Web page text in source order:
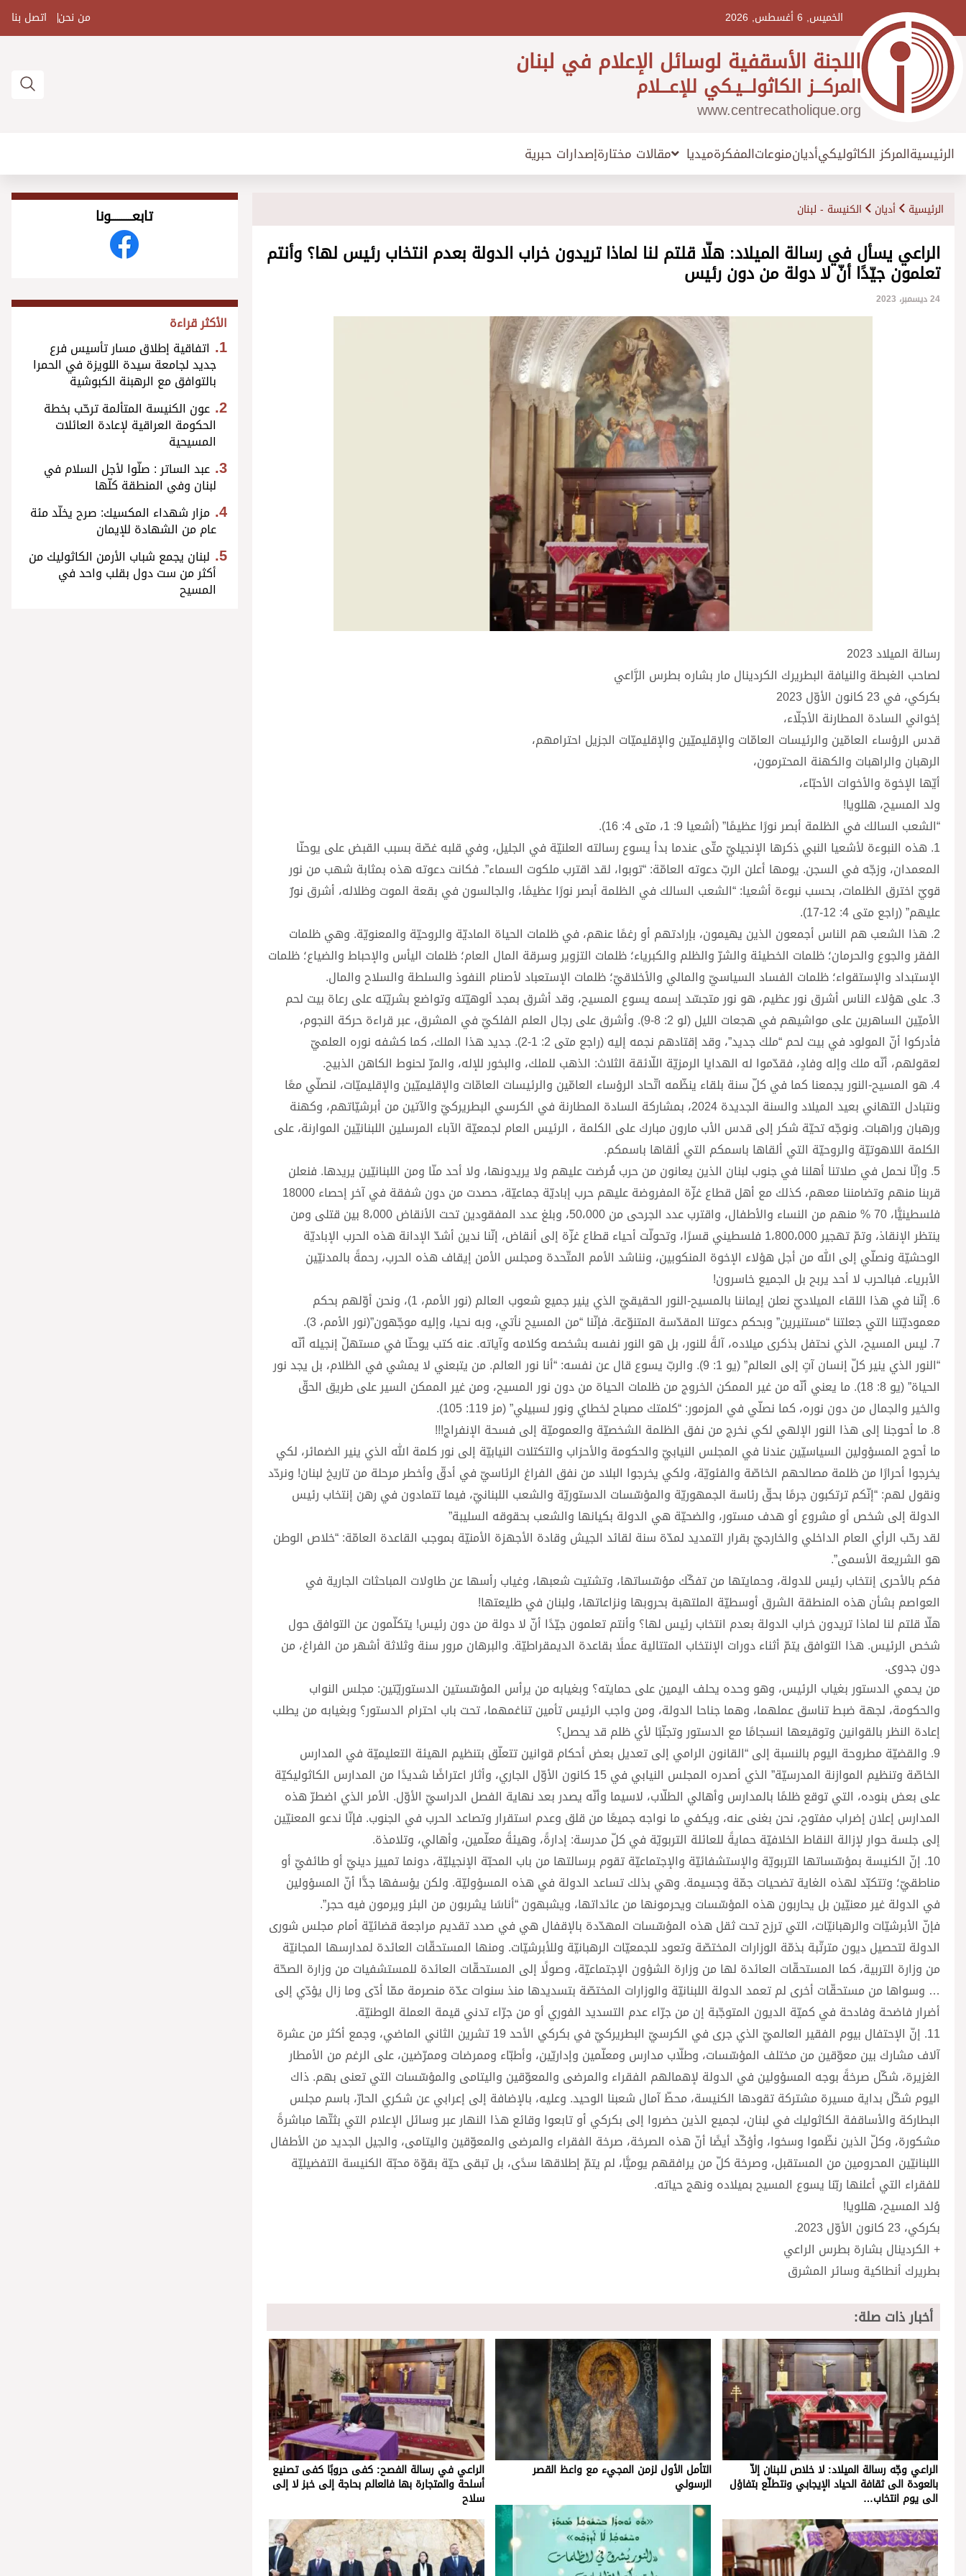
الخميس, 6 أغسطس, 2026 من نحن اتصل بنا
اللجنة الأسقفية لوسائل الإعلام في لبنان
المركـــز الكاثولـــيـكي للإعـــلام
www.centrecatholique.org
الرئيسيةالمركز الكاثوليكيأديانمنوعاتالمفكرةميديا مقالات مختارةإصدارات حبرية
الرئيسية أديان الكنيسة - لبنان
الراعي يسأل في رسالة الميلاد: هلّا قلتم لنا لماذا تريدون خراب الدولة بعدم انتخاب رئيس لها؟ وأنتم
تعلمون جيّدًا أنّ لا دولة من دون رئيس
24 ديسمبر، 2023
رسالة الميلاد 2023
لصاحب الغبطة والنيافة البطريرك الكردينال مار بشاره بطرس الرَّاعي
بكركي، في 23 كانون الأوّل 2023
إخواني السادة المطارنة الأجلّاء،
قدس الرؤساء العامّين والرئيسات العامّات والإقليميّين والإقليميّات الجزيل احترامهم،
الرهبان والراهبات والكهنة المحترمون،
أيّها الإخوة والأخوات الأحبّاء،
ولد المسيح، هللويا!
“الشعب السالك في الظلمة أبصر نورًا عظيمًا” (أشعيا 9: 1، متى 4: 16).
1. هذه النبوءة لأشعيا النبي ذكرها الإنجيليّ متّى عندما بدأ يسوع رسالته العلنيّة في الجليل، وفي قلبه غصّة بسبب القبض على يوحنّا
المعمدان، وزجّه في السجن. يومها أعلن الربّ دعوته العامّة: “توبوا، لقد اقترب ملكوت السماء”. فكانت دعوته هذه بمثابة شهب من نور
قويّ اخترق الظلمات، بحسب نبوءة أشعيا: “الشعب السالك في الظلمة أبصر نورًا عظيمًا، والجالسون في بقعة الموت وظلاله، أشرق نورٌ
عليهم” (راجع متى 4: 12-17).
2. هذا الشعب هم الناس أجمعون الذين يهيمون، بإرادتهم أو رغمًا عنهم، في ظلمات الحياة الماديّة والروحيّة والمعنويّة. وهي ظلمات
الفقر والجوع والحرمان؛ ظلمات الخطيئة والشرّ والظلم والكبرياء؛ ظلمات التزوير وسرقة المال العام؛ ظلمات اليأس والإحباط والضياع؛ ظلمات
الإستبداد والإستقواء؛ ظلمات الفساد السياسيّ والمالي والأخلاقيّ؛ ظلمات الإستعباد لأصنام النفوذ والسلطة والسلاح والمال.
3. على هؤلاء الناس أشرق نور عظيم، هو نور متجسّد إسمه يسوع المسيح، وقد أشرق بمجد ألوهيّته وتواضع بشريّته على رعاة بيت لحم
الأميّين الساهرين على مواشيهم في هجعات الليل (لو 2: 8-9). وأشرق على رجال العلم الفلكيّ في المشرق، عبر قراءة حركة النجوم،
فأدركوا أنّ المولود في بيت لحم “ملك جديد”، وقد إقتادهم نجمه إليه (راجع متى 2: 1-2). جديد هذا الملك، كما كشفه نوره العلميّ
لعقولهم، أنّه ملك وإله وفادٍ، فقدّموا له الهدايا الرمزيّة اللّائقة الثلاث: الذهب للملك، والبخور للإله، والمرّ لحنوط الكاهن الذبيح.
4. هو المسيح-النور يجمعنا كما في كلّ سنة بلقاء ينظّمه اتّحاد الرؤساء العامّين والرئيسات العامّات والإقليميّين والإقليميّات، لنصلّي معًا
ونتبادل التهاني بعيد الميلاد والسنة الجديدة 2024، بمشاركة السادة المطارنة في الكرسي البطريركيّ والآتين من أبرشيّاتهم، وكهنة
ورهبان وراهبات. ونوجّه تحيّة شكر إلى قدس الأب مارون مبارك على الكلمة ، الرئيس العام لجمعيّة الآباء المرسلين اللبنانيّين الموارنة، على
الكلمة اللاهوتيّة والروحيّة التي ألقاها باسمكم التي ألقاها باسمكم.
5. وإنّا نحمل في صلاتنا أهلنا في جنوب لبنان الذين يعانون من حرب فُرضت عليهم ولا يريدونها، ولا أحد منّا ومن اللبنانيّين يريدها. فنعلن
قربنا منهم وتضامننا معهم، كذلك مع أهل قطاع غزّة المفروضة عليهم حرب إباديّة جماعيّة، حصدت من دون شفقة في آخر إحصاء 18000
فلسطينيًّا، 70 % منهم من النساء والأطفال، واقترب عدد الجرحى من 50،000، وبلغ عدد المفقودين تحت الأنقاض 8،000 بين قتلى ومن
ينتظر الإنقاذ، وتمّ تهجير 1،800،000 فلسطيني قسرًا، وتحولّت أحياء قطاع غزّة إلى أنقاض، إنّنا ندين أشدّ الإدانة هذه الحرب الإباديّة
الوحشيّة ونصلّي إلى الله من أجل هؤلاء الإخوة المنكوبين، ونناشد الأمم المتّحدة ومجلس الأمن إيقاف هذه الحرب، رحمةً بالمدنيّين
الأبرياء. فبالحرب لا أحد يربح بل الجميع خاسرون!
6. إنّنا في هذا اللقاء الميلاديّ نعلن إيماننا بالمسيح-النور الحقيقيّ الذي ينير جميع شعوب العالم (نور الأمم، 1)، ونحن أوّلهم بحكم
معموديّتنا التي جعلتنا “مستنيرين” وبحكم دعوتنا المقدّسة المتنوّعة. فإنّنا “من المسيح نأتي، وبه نحيا، وإليه موجّهون”(نور الأمم، 3).
7. ليس المسيح، الذي نحتفل بذكرى ميلاده، آلةً للنور، بل هو النور نفسه بشخصه وكلامه وآياته. عنه كتب يوحنّا في مستهلّ إنجيله أنّه
“النور الذي ينير كلّ إنسان آتٍ إلى العالم” (يو 1: 9). والربّ يسوع قال عن نفسه: “أنا نور العالم. من يتبعني لا يمشي في الظلام، بل يجد نور
الحياة” (يو 8: 18). ما يعني أنّه من غير الممكن الخروج من ظلمات الحياة من دون نور المسيح، ومن غير الممكن السير على طريق الحقّ
والخير والجمال من دون نوره، كما نصلّي في المزمور: “كلمتك مصباح لخطاي ونور لسبيلي” (مز 119: 105).
8. ما أحوجنا إلى هذا النور الإلهي لكي نخرج من نفق الظلمة الشخصيّة والعموميّة إلى فسحة الإنفراج!!!
ما أحوج المسؤولين السياسيّين عندنا في المجلس النيابيّ والحكومة والأحزاب والتكتلات النيابيّة إلى نور كلمة الله الذي ينير الضمائر، لكي
يخرجوا أحرارًا من ظلمة مصالحهم الخاصّة والفئويّة، ولكي يخرجوا البلاد من نفق الفراغ الرئاسيّ في أدقّ وأخطر مرحلة من تاريخ لبنان! ونردّد
ونقول لهم: “إنّكم ترتكبون جرمًا بحقّ رئاسة الجمهوريّة والمؤسّسات الدستوريّة والشعب اللبنانيّ، فيما تتمادون في رهن إنتخاب رئيس
الدولة إلى شخص أو مشروع أو هدف مستور، والضحيّة هي الدولة بكيانها والشعب بحقوقه السليبة”
لقد رحّب الرأي العام الداخلي والخارجيّ بقرار التمديد لمدّة سنة لقائد الجيش وقادة الأجهزة الأمنيّة بموجب القاعدة العامّة: “خلاص الوطن
هو الشريعة الأسمى”.
فكم بالأحرى إنتخاب رئيس للدولة، وحمايتها من تفكّك مؤسّساتها، وتشتيت شعبها، وغياب رأسها عن طاولات المباحثات الجارية في
العواصم بشأن هذه المنطقة الشرق أوسطيّة الملتهبة بحروبها ونزاعاتها، ولبنان في طليعتها!
هلّا قلتم لنا لماذا تريدون خراب الدولة بعدم انتخاب رئيس لها؟ وأنتم تعلمون جيّدًا أنّ لا دولة من دون رئيس! يتكلّمون عن التوافق حول
شخص الرئيس. هذا التوافق يتمّ أثناء دورات الإنتخاب المتتالية عملًا بقاعدة الديمقراطيّة. والبرهان مرور سنة وثلاثة أشهر من الفراغ، من
دون جدوى.
من يحمي الدستور بغياب الرئيس، وهو وحده يحلف اليمين على حمايته؟ وبغيابه من يرأس المؤسّستين الدستوريّتين: مجلس النواب
والحكومة، لجهة ضبط تناسق عملهما، وهما جناحا الدولة، ومن واجب الرئيس تأمين تناغمهما، تحت باب احترام الدستور؟ وبغيابه من يطلب
إعادة النظر بالقوانين وتوقيعها انسجامًا مع الدستور وتجنّبًا لأي ظلم قد يحصل؟
9. والقضيّة مطروحة اليوم بالنسبة إلى “القانون الرامي إلى تعديل بعض أحكام قوانين تتعلّق بتنظيم الهيئة التعليميّة في المدارس
الخاصّة وتنظيم الموازنة المدرسيّة” الذي أصدره المجلس النيابي في 15 كانون الأوّل الجاري، وأثار اعتراضًا شديدًا من المدارس الكاثوليكيّة
على بعض بنوده، التي توقع ظلمًا بالمدارس وأهالي الطلّاب، لاسيما وأنّه يصدر بعد نهاية الفصل الدراسيّ الأوّل. الأمر الذي اضطرّ هذه
المدارس إعلان إضراب مفتوح، نحن بغنى عنه، ويكفي ما نواجه جميعًا من قلق وعدم استقرار وتصاعد الحرب في الجنوب. فإنّا ندعو المعنيّين
إلى جلسة حوار لإزالة النقاط الخلافيّة حمايةً للعائلة التربويّة في كلّ مدرسة: إدارةً، وهيئةً معلّمين، وأهالي، وتلامذة.
10. إنّ الكنيسة بمؤسّساتها التربويّة والإستشفائيّة والإجتماعيّة تقوم برسالتها من باب المحبّة الإنجيليّة، دونما تمييز دينيّ أو طائفيّ أو
مناطقيّ؛ وتتكبّد لهذه الغاية تضحيات جمّة وجسيمة. وهي بذلك تساعد الدولة في هذه المسؤوليّة. ولكن يؤسفها جدًّا أنّ المسؤولين
في الدولة غير معنيّين بل يحاربون هذه المؤسّسات ويحرمونها من عائداتها، ويشبهون “أناسًا يشربون من البئر ويرمون فيه حجر”.
فإنّ الأبرشيّات والرهبانيّات، التي ترزح تحت ثقل هذه المؤسّسات المهدّدة بالإقفال هي في صدد تقديم مراجعة قضائيّة أمام مجلس شورى
الدولة لتحصيل ديون مترتّبة بذمّة الوزارات المختصّة وتعود للجمعيّات الرهبانيّة وللأبرشيّات. ومنها المستحقّات العائدة لمدارسها المجانيّة
من وزارة التربية، كما المستحقّات العائدة لها من وزارة الشؤون الإجتماعيّة، وصولًا إلى المستحقّات العائدة للمستشفيات من وزارة الصحّة
… وسواها من مستحقّات أخرى لم تعمد الدولة اللبنانيّة والوزارات المختصّة بتسديدها منذ سنوات عدّة منصرمة ممّا أدّى وما زال يؤدّي إلى
أضرار فاضحة وفادحة في كميّة الديون المتوجّبة إن من جرّاء عدم التسديد الفوري أو من جرّاء تدني قيمة العملة الوطنيّة.
11. إنّ الإحتفال بيوم الفقير العالميّ الذي جرى في الكرسيّ البطريركيّ في بكركي الأحد 19 تشرين الثاني الماضي، وجمع أكثر من عشرة
آلاف مشارك بين معوّقين من مختلف المؤسّسات، وطلّاب مدارس ومعلّمين وإداريّين، وأطبّاء وممرضات وممرّضين، على الرغم من الأمطار
الغزيرة، شكّل صرخةً بوجه المسؤولين في الدولة لإهمالهم الفقراء والمرضى والمعوّقين واليتامى والمؤسّسات التي تعنى بهم. ذاك
اليوم شكّل بداية مسيرة مشتركة تقودها الكنيسة، محطّ آمال شعبنا الوحيد. وعليه، بالإضافة إلى إعرابي عن شكري الحارّ، باسم مجلس
البطاركة والأساقفة الكاثوليك في لبنان، لجميع الذين حضروا إلى بكركي أو تابعوا وقائع هذا النهار عبر وسائل الإعلام التي بثتّها مباشرةً
مشكورة، وكلّ الذين نظّموا وسخوا، وأؤكّد أيضًا أنّ هذه الصرخة، صرخة الفقراء والمرضى والمعوّقين واليتامى، والجيل الجديد من الأطفال
اللبنانيّين المحرومين من المستقبل، وصرخة كلّ من يرافقهم يوميًّا، لم يتمّ إطلاقها سدًى، بل تبقى حيّة بقوّة محبّة الكنيسة التفضيليّة
للفقراء التي أعلنها ربّنا يسوع المسيح بميلاده ونهج حياته.
وُلد المسيح، هللويا!
بكركي، 23 كانون الأوّل 2023.
+ الكردينال بشارة بطرس الراعي
بطريرك أنطاكية وسائر المشرق
أخبار ذات صلة:
الراعي وجّه رسالة الميلاد: لا خلاص للبنان إلاّ
بالعودة الى ثقافة الحياد الإيجابي ونتطلّع بتفاؤل
الى يوم انتخاب…
التأمل الأول لزمن المجيء مع واعظ القصر
الرسولي
الراعي في رسالة الفصح: كفى حروبًا كفى تصنيع
أسلحة والمتجارة بها فالعالم بحاجة إلى خبز لا إلى
سلاح
تابعــــــــــونا
الأكثر قراءة
اتفاقية إطلاق مسار تأسيس فرع
جديد لجامعة سيدة اللويزة في الحمرا
بالتوافق مع الرهبنة الكبوشية
عون الكنيسة المتألمة ترحّب بخطة
الحكومة العراقية لإعادة العائلات
المسيحية
عبد الساتر : صلّوا لأجل السلام في
لبنان وفي المنطقة كلّها
مزار شهداء المكسيك: صرح يخلّد مئة
عام من الشهادة للإيمان
لبنان يجمع شباب الأرمن الكاثوليك من
أكثر من ست دول بقلب واحد في
المسيح